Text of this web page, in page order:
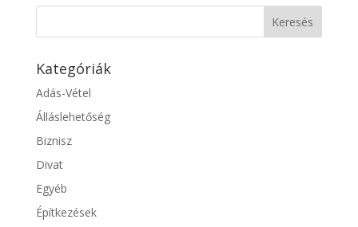
Kategóriák
Adás-Vétel
Álláslehetőség
Biznisz
Divat
Egyéb
Építkezések